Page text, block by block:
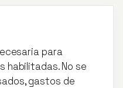
para
habilitadas. No se
gastos de